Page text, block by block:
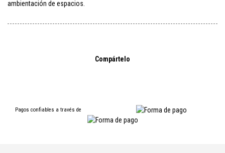
ambientación de espacios.
Compártelo
Pagos confiables a través de